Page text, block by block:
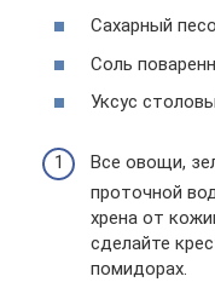
Сахарный
Соль
Уксус
Все овощи,
проточной
хрена от
сделайте
помидорах.